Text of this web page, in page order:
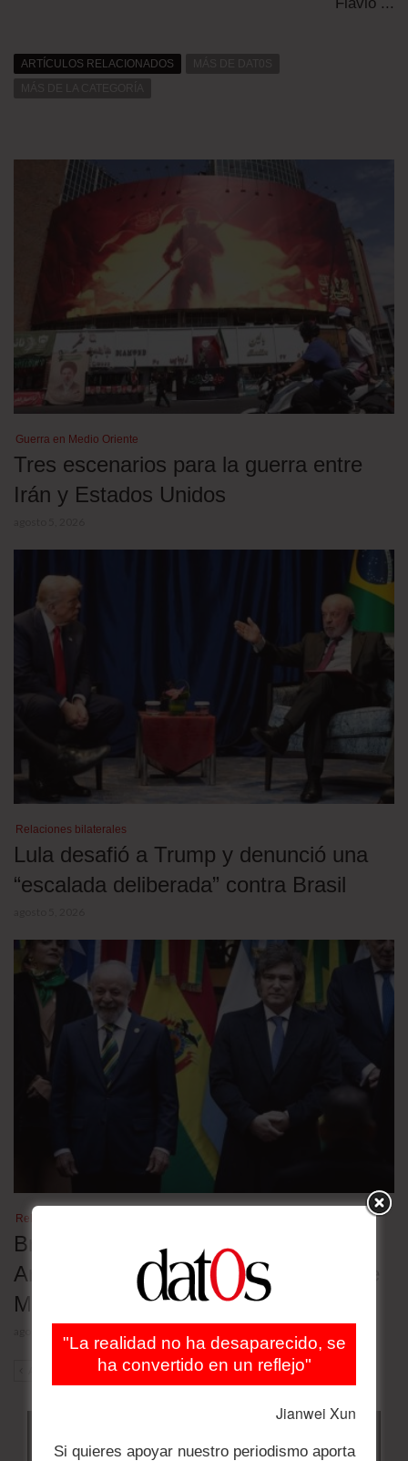
Flavio ...
ARTÍCULOS RELACIONADOS
Guerra en Medio Oriente
Tres escenarios para la guerra entre
Irán y Estados Unidos
Relaciones bilaterales
Lula desafió a Trump y denunció una
“escalada deliberada” contra Brasil
Relaciones bilaterales
Brasil retira a su embajador en
Argentina en rechazo a los insultos de
Milei contra Lula
"La realidad no ha desaparecido, se
ha convertido en un reflejo"
Jianwei Xun
Si quieres apoyar nuestro periodismo aporta